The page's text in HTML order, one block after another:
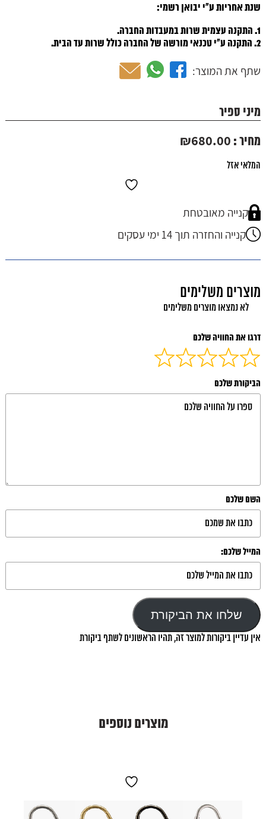
שנת אחריות ע"י יבואן רשמי:
1. התקנה עצמית שרות במעבדות החברה.
2. התקנה ע"י טכנאי מורשה של החברה כולל שרות עד הבית.
שתף את המוצר:
מיני ספיר
מחיר :
₪680.00
המלאי אזל
קנייה מאובטחת
קנייה והחזרה תוך 14 ימי עסקים
מוצרים משלימים
לא נמצאו מוצרים משלימים
דרגו את החוויה שלכם
הביקורת שלכם
השם שלכם
המייל שלכם:
שלחו את הביקורת
אין עדיין ביקורות למוצר זה, תהיו הראשונים לשתף ביקורת
מוצרים נוספים